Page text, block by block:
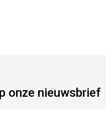
onze nieuwsbrief